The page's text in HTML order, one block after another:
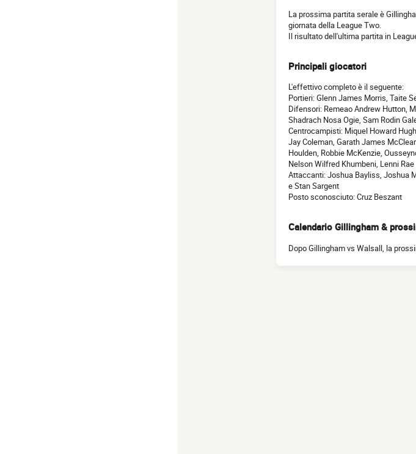
La prossima partita serale è
giornata della League Two.
Il risultato dell'ultima partita in
Principali giocatori
L'effettivo completo è il seguente:
Portieri: Glenn James Morris, Taite
Difensori: Remeao Andrew Hutton,
Shadrach Nosa Ogie, Sam Rodin
Centrocampisti: Miquel Howard
Jay Coleman, Garath James
Houlden, Robbie McKenzie,
Nelson Wilfred Khumbeni, Lenni
Attaccanti: Joshua Bayliss, Joshua
e Stan Sargent
Posto sconosciuto: Cruz Beszant
Calendario Gillingham &
Dopo Gillingham vs Walsall, la